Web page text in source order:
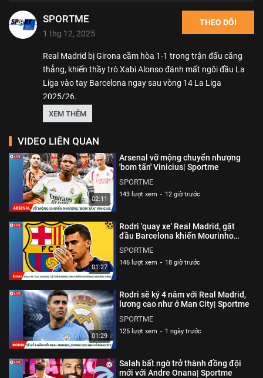
SPORTME
1 thg 12, 2025
THEO DÕI
Real Madrid bị Girona cầm hòa 1-1 trong trận đấu căng
thẳng, khiến thầy trò Xabi Alonso đánh mất ngôi đầu La
Liga vào tay Barcelona ngay sau vòng 14 La Liga
2025/26.
---------------
Rất mong được bạn ủng hộ. Hãy nhấn Subscribe để đăng
------------------
SPORTME! là nơi tổng hợp những video tin tức, hậu
trường, chuyển nhượng, bí mật về các ngôi sao thể thao
nổi tiếng ở Việt Nam và trên khắp thế giới. Nguồn thông tin
những người nổi tiếng chia sẻ trên mạng xã hội của họ.
Thể loại :THỂ THAO ,CHUYỆN CỦA SAO
XEM THÊM
VIDEO LIÊN QUAN
02:11
Arsenal vỡ mộng chuyển nhượng
'bom tấn' Vinicius| Sportme
SPORTME
143 lượt xem - 12 giờ trước
01:27
Rodri 'quay xe' Real Madrid, gật
đầu Barcelona khiến Mourinho
SPORTME
146 lượt xem - 18 giờ trước
01:29
Rodri sẽ ký 4 năm với Real Madrid,
lương cao như ở Man City| Sportme
SPORTME
125 lượt xem - 1 ngày trước
Salah bất ngờ trở thành đồng đội
mới với Andre Onana| Sportme